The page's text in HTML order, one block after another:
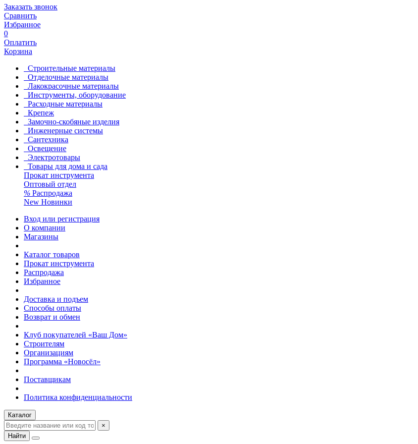
Заказать звонок
Сравнить
Избранное
0
Оплатить
Корзина
Строительные материалы
Отделочные материалы
Лакокрасочные материалы
Инструменты, оборудование
Расходные материалы
Крепеж
Замочно-скобяные изделия
Инженерные системы
Сантехника
Освещение
Электротовары
Товары для дома и сада
Прокат инструмента
Оптовый отдел
% Распродажа
New Новинки
Вход или регистрация
О компании
Магазины
Каталог товаров
Прокат инструмента
Распродажа
Избранное
Доставка и подъем
Способы оплаты
Возврат и обмен
Клуб покупателей «Ваш Дом»
Строителям
Организациям
Программа «Новосёл»
Поставщикам
Политика конфиденциальности
Каталог
×
Найти